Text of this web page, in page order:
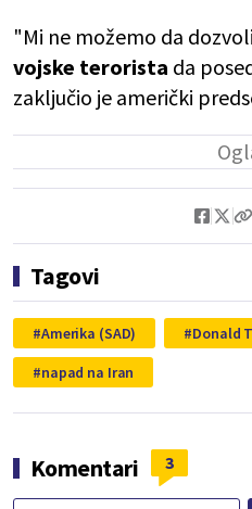
"Mi ne možemo da
vojske terorista da
zaključio je američki
Tagovi
Amerika (SAD) Donald
napad na Iran
Komentari 3